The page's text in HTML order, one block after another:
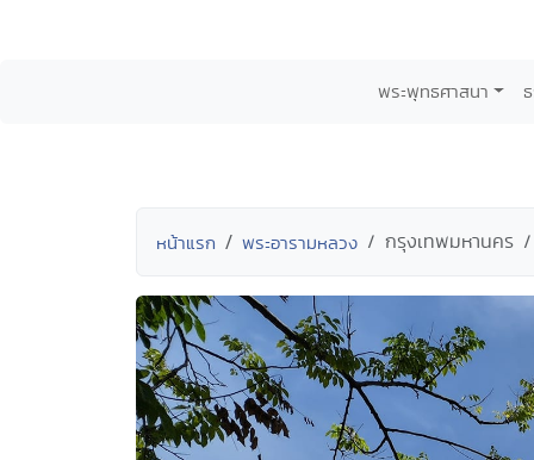
พระพุทธศาสนา
หน้าแรก พระอารามหลวง กรุงเทพมหานคร